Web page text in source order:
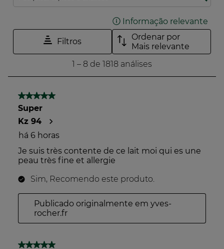
O Índice de Impacto Verde é uma ferramenta de
avaliação do impacto ambiental e social dos
produtos cosméticos, suplementos alimentares e
produtos de saúde e bem-estar familiar.
50 critérios para uma maior transparência.
Mais informações